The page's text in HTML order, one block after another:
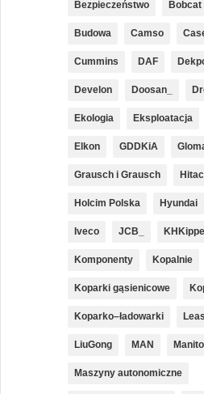
Bezpieczeństwo Bobcat
Budowa Camso
Cummins DAF
Develon Doosan_
Ekologia Eksploatacja
Elkon GDDKiA
Grausch i Grausch
Holcim Polska Hyundai
Iveco JCB_
Komponenty Kopalnie
Koparki gąsienicowe
Koparko–ładowarki
LiuGong MAN
Maszyny autonomiczne